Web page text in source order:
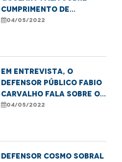
cumprimento de
transferência para UTI
04/05/2022
Em entrevista, o
defensor público Fabio
Carvalho fala sobre os
preparativos para a 1ª
LGBTQIA+ em Imperatriz.
04/05/2022
Defensor Cosmo Sobral